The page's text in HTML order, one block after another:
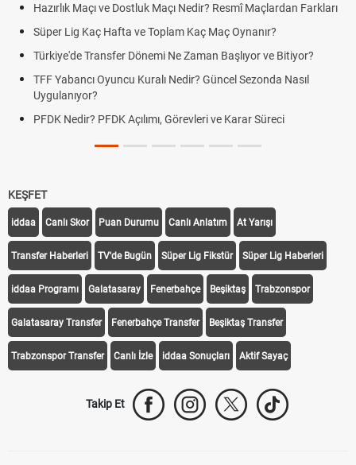
Hazırlık Maçı ve Dostluk Maçı Nedir? Resmî Maçlardan Farkları
Süper Lig Kaç Hafta ve Toplam Kaç Maç Oynanır?
Türkiye'de Transfer Dönemi Ne Zaman Başlıyor ve Bitiyor?
TFF Yabancı Oyuncu Kuralı Nedir? Güncel Sezonda Nasıl
Uygulanıyor?
PFDK Nedir? PFDK Açılımı, Görevleri ve Karar Süreci
KEŞFET
iddaa Canlı Skor Puan Durumu Canlı Anlatım At Yarışı
Transfer Haberleri TV'de Bugün Süper Lig Fikstür Süper Lig Haberleri
iddaa Programı Galatasaray Fenerbahçe Beşiktaş Trabzonspor
Galatasaray Transfer Fenerbahçe Transfer Beşiktaş Transfer
Trabzonspor Transfer Canlı İzle iddaa Sonuçları Aktif Sayaç
Takip Et